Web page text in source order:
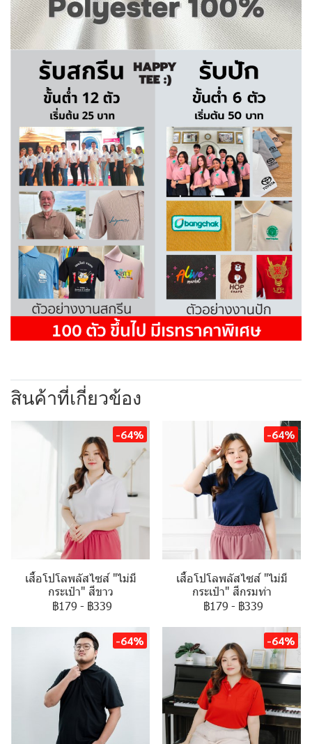
สินค้าที่เกี่ยวข้อง
-64%
เสื้อโปโลพลัสไซส์ "ไม่มี
กระเป๋า" สีขาว
฿179 - ฿339
-64%
เสื้อโปโลพลัสไซส์ "ไม่มี
กระเป๋า" สีกรมท่า
฿179 - ฿339
-64% -64%